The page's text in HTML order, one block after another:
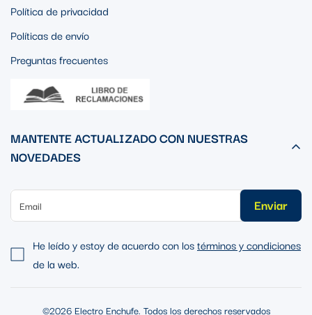
Política de privacidad
Políticas de envío
Preguntas frecuentes
MANTENTE ACTUALIZADO CON NUESTRAS
NOVEDADES
Enviar
He leído y estoy de acuerdo con lostérminos y condiciones
de la web.
©2026 Electro Enchufe. Todos los derechos reservados